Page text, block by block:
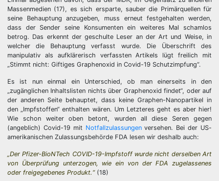
Massenmedien (17), es sich ersparte, sauber die Primärquellen für
seine Behauptung anzugeben, muss erneut festgehalten werden,
dass der Sender seine Konsumenten ein weiteres Mal schamlos
betrog. Das erkennt der geschulte Leser an der Art und Weise, in
welcher die Behauptung verfasst wurde. Die Überschrift des
manipulativ als aufklärerisch verfassten Artikels lügt freilich mit
„Stimmt nicht: Giftiges Graphenoxid in Covid-19 Schutzimpfung“.
Es ist nun einmal ein Unterschied, ob man einerseits in den
„zugänglichen Inhaltslisten nichts über Graphenoxid findet“, oder auf
der anderen Seite behauptet, dass keine Graphen-Nanopartikel in
den „Impfstoffen“ enthalten wären. Um Letzteres geht es aber hier!
Wie schon weiter oben betont, wurden all diese Seren gegen
(angeblich) Covid-19 mit Notfallzulassungenversehen. Bei der US-
amerikanischen Zulassungsbehörde FDA lesen wir deshalb auch:
„Der Pfizer-BioNTech COVID-19-Impfstoff wurde nicht derselben Art
von Überprüfung unterzogen, wie ein von der FDA zugelassenes
oder freigegebenes Produkt.“(18)